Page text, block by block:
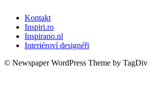
Kontakt
Inspiri.ro
Inspirano.nl
Interiéroví designéři
© Newspaper WordPress Theme by TagDiv